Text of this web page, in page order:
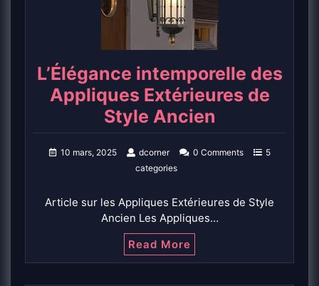
L’Élégance intemporelle des
Appliques Extérieures de
Style Ancien
10 mars, 2025 dcorner 0 Comments
5
categories
Article sur les Appliques Extérieures de Style
Ancien Les Appliques…
Read More